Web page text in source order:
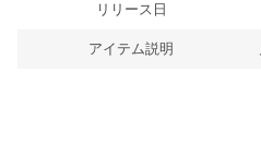
リリース日
アイテム説明